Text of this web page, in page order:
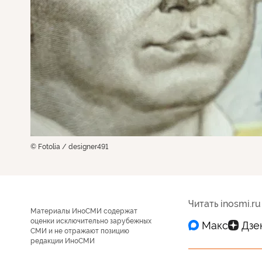
© Fotolia / designer491
Материалы ИноСМИ содержат
оценки исключительно зарубежных
СМИ и не отражают позицию
редакции ИноСМИ
Читать inosmi.ru